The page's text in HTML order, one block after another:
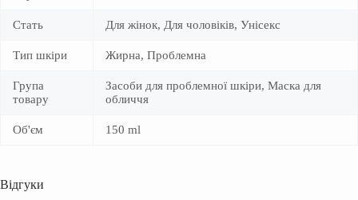
Стать Для жінок, Для чоловіків, Унісекс
Тип шкіри Жирна, Проблемна
Група
товару
Засоби для проблемної шкіри, Маска для
обличчя
Об'єм 150 ml
Відгуки